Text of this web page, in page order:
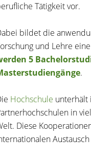
Tätigkeit vor.
bildet die
und Lehre
5
.
Hochschule unterhält
in
Diese